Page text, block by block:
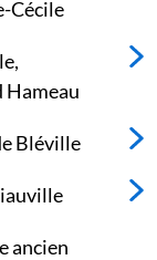
Cécile
Hameau
Bléville
ancien